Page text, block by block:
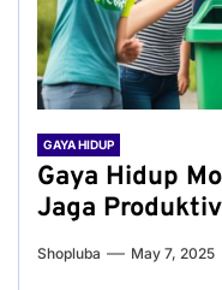
GAYA HIDUP
Gaya Hidup
Jaga
Shopluba May 7, 2025